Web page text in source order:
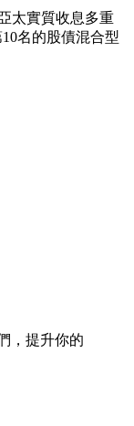
太實質收息多重
名的股債混合型
，提升你的